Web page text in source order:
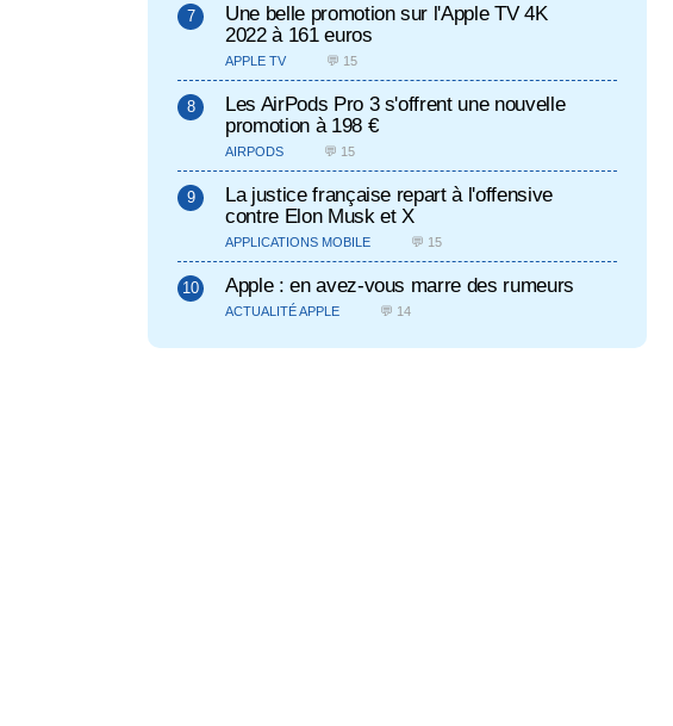
Une belle promotion sur l'Apple TV 4K
2022 à 161 euros
APPLE TV 💬 15
Les AirPods Pro 3 s'offrent une nouvelle
promotion à 198 €
AIRPODS 💬 15
La justice française repart à l'offensive
contre Elon Musk et X
APPLICATIONS MOBILE 💬 15
Apple : en avez-vous marre des rumeurs
ACTUALITÉ APPLE 💬 14